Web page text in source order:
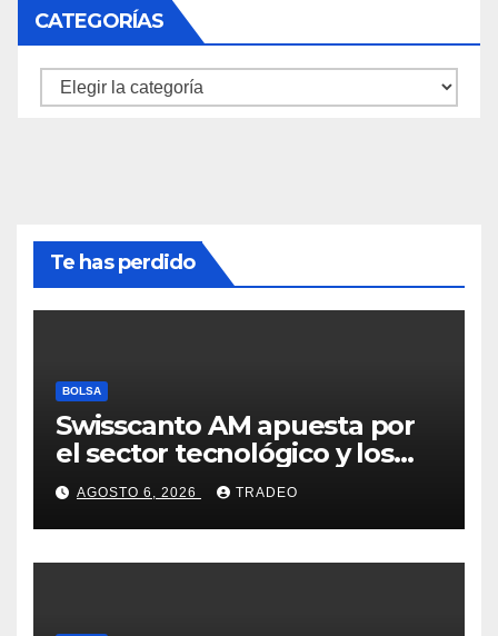
CATEGORÍAS
Categorías
Te has perdido
BOLSA
Swisscanto AM apuesta por
el sector tecnológico y los
valores cíclicos para ganar en
bolsa
AGOSTO 6, 2026 TRADEO